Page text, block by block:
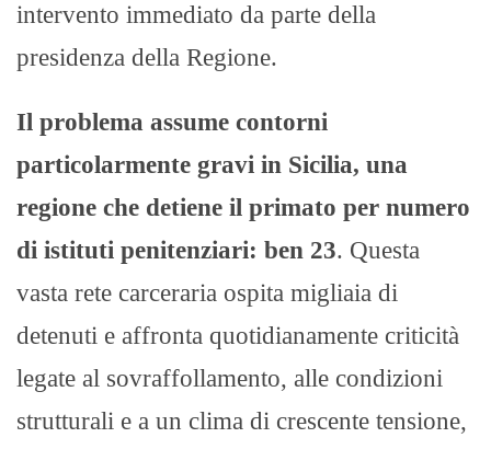
intervento immediato da parte della
presidenza della Regione.
Il problema assume contorni
particolarmente gravi in Sicilia, una
regione che detiene il primato per numero
di istituti penitenziari: ben 23. Questa
vasta rete carceraria ospita migliaia di
detenuti e affronta quotidianamente criticità
legate al sovraffollamento, alle condizioni
strutturali e a un clima di crescente tensione,